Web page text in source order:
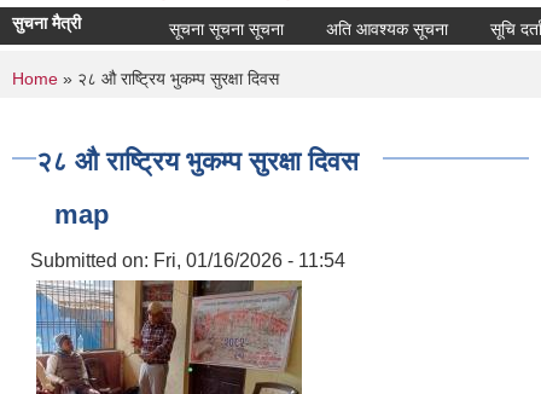
सुचना मैत्री सूचना सूचना सूचना अति आवश्यक सूचना सूचि
You are here
Home » २८ औ राष्ट्रिय भुकम्प सुरक्षा दिवस
२८ औ राष्ट्रिय भुकम्प सुरक्षा दिवस
map
Submitted on: Fri, 01/16/2026 - 11:54